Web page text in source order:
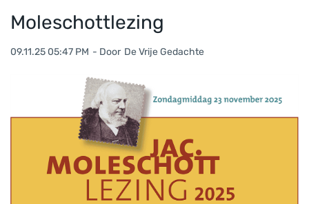
Moleschottlezing
09.11.25 05:47 PM - Door De Vrije Gedachte